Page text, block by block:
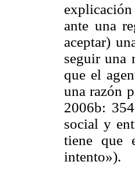
ante una
aceptar)
seguir una
que el
una razón
2006b:
social y
tiene que
intento»).